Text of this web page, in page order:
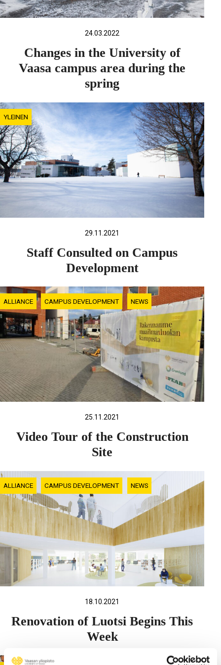
24.03.2022
Changes in the University of
Vaasa campus area during the
spring
YLEINEN
29.11.2021
Staff Consulted on Campus
Development
ALLIANCE CAMPUS DEVELOPMENT NEWS
25.11.2021
Video Tour of the Construction
Site
ALLIANCE CAMPUS DEVELOPMENT NEWS
18.10.2021
Renovation of Luotsi Begins This
Week